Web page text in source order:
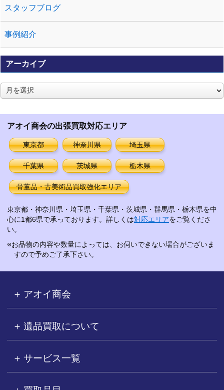
スタッフブログ
事例紹介
アーカイブ
ア
ー
アオイ商会の出張買取対応エリア
東京都 神奈川県 埼玉県
千葉県 茨城県 栃木県
骨董品・古美術品買取強化エリア
東京都・神奈川県・埼玉県・千葉県・茨城県・群馬県・栃木県を中
心に1都6県で承っております。詳しくは対応エリアをご覧くださ
い。
※お品物の内容や数量によっては、お伺いできない場合がございま
すので予めご了承下さい。
アオイ商会
遺品買取について
サービス一覧